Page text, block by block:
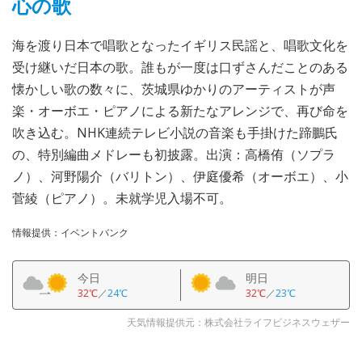
海を渡り日本で唱歌となったイギリス民謡と、唱歌文化を
受け継いだ日本の歌。誰もが一度は口ずさんだことのある
懐かしい歌の数々に、茨城県ゆかりのアーティストが声
楽・オーボエ・ピアノによる新たなアレンジで、再び命を
吹き込む。NHK連続テレビ小説の音楽も手掛けた蹄鵬氏
の、特別編曲メドレーも初披露。出演：高橋侑（ソプラ
ノ）、河野陽介（バリトン）、伊庭優希（オーボエ）、小
菅綾（ピアノ）。未就学児入場不可。
情報提供：イベントバンク
今日
32℃／24℃
明日
32℃／23℃
天気情報提供元：株式会社ライフビジネスウェザー